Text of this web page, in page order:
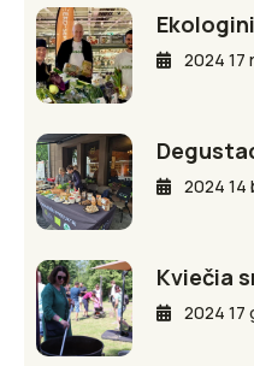
2024 17
2024 14
Kviečia
2024 17